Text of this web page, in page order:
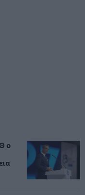
ο